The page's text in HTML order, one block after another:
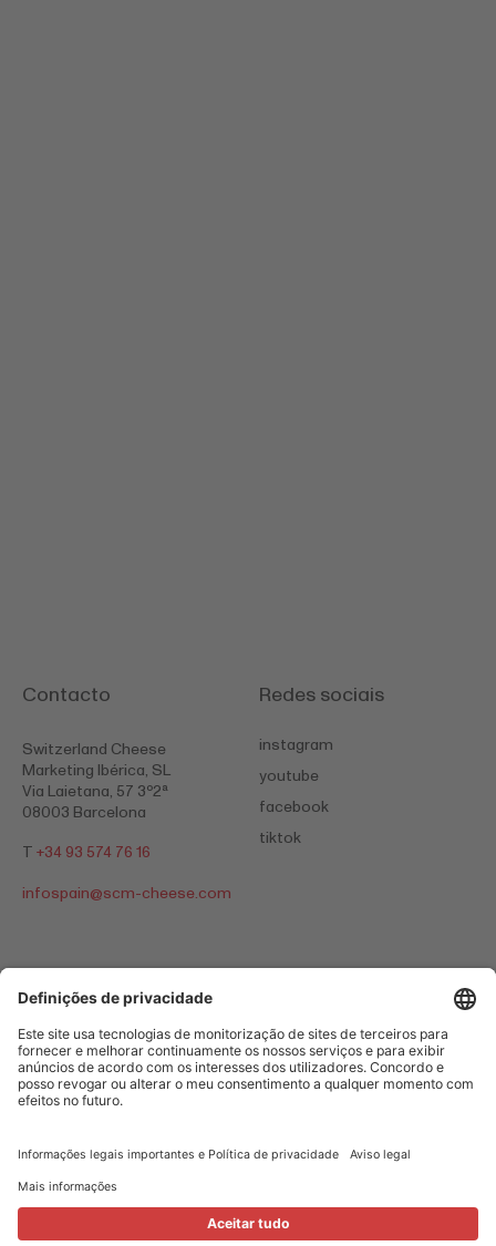
Contacto
Switzerland Cheese
Marketing Ibérica, SL
Via Laietana, 57 3º2ª
08003 Barcelona
T +34 93 574 76 16
infospain@scm-cheese.com
Redes sociais
instagram
youtube
facebook
tiktok
Legal Notice